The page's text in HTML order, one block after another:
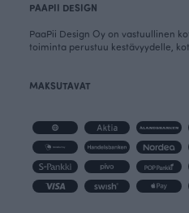
PAAPII DESIGN
PaaPii Design Oy on vastuullinen
toiminta perustuu kestävyydelle,
MAKSUTAVAT